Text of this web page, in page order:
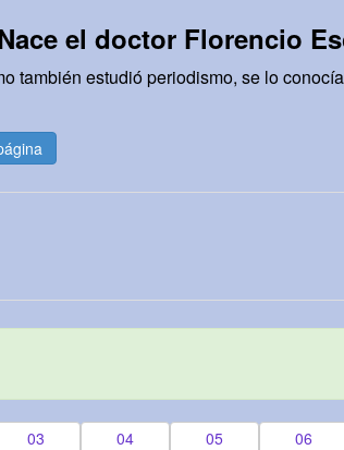
el doctor Florencio
también estudió periodismo, se lo
03 04 05 06